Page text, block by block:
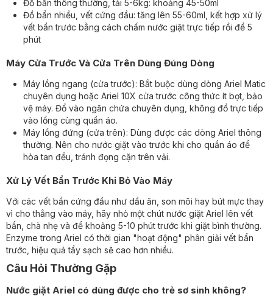
Đồ bẩn thông thường, tải 5-6kg: khoảng 45-50ml
Đồ bẩn nhiều, vết cứng đầu: tăng lên 55-60ml, kết hợp xử lý
vết bẩn trước bằng cách chấm nước giặt trực tiếp rồi để 5
phút
Máy Cửa Trước Và Cửa Trên Dùng Đúng Dòng
Máy lồng ngang (cửa trước): Bắt buộc dùng dòng Ariel Matic
chuyên dụng hoặc Ariel 10X cửa trước công thức ít bọt, bảo
vệ máy. Đổ vào ngăn chứa chuyên dụng, không đổ trực tiếp
vào lồng cùng quần áo.
Máy lồng đứng (cửa trên): Dùng được các dòng Ariel thông
thường. Nên cho nước giặt vào trước khi cho quần áo để
hòa tan đều, tránh đọng cặn trên vải.
Xử Lý Vết Bẩn Trước Khi Bỏ Vào Máy
Với các vết bẩn cứng đầu như dầu ăn, son môi hay bút mực thay
vì cho thẳng vào máy, hãy nhỏ một chút nước giặt Ariel lên vết
bẩn, chà nhẹ và để khoảng 5-10 phút trước khi giặt bình thường.
Enzyme trong Ariel có thời gian "hoạt động" phân giải vết bẩn
trước, hiệu quả tẩy sạch sẽ cao hơn nhiều.
Câu Hỏi Thường Gặp
Nước giặt Ariel có dùng được cho trẻ sơ sinh không?